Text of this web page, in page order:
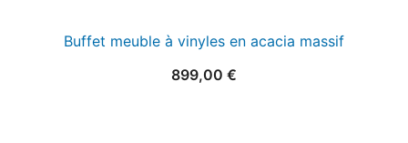
Buffet meuble à vinyles en acacia massif
899,00 €